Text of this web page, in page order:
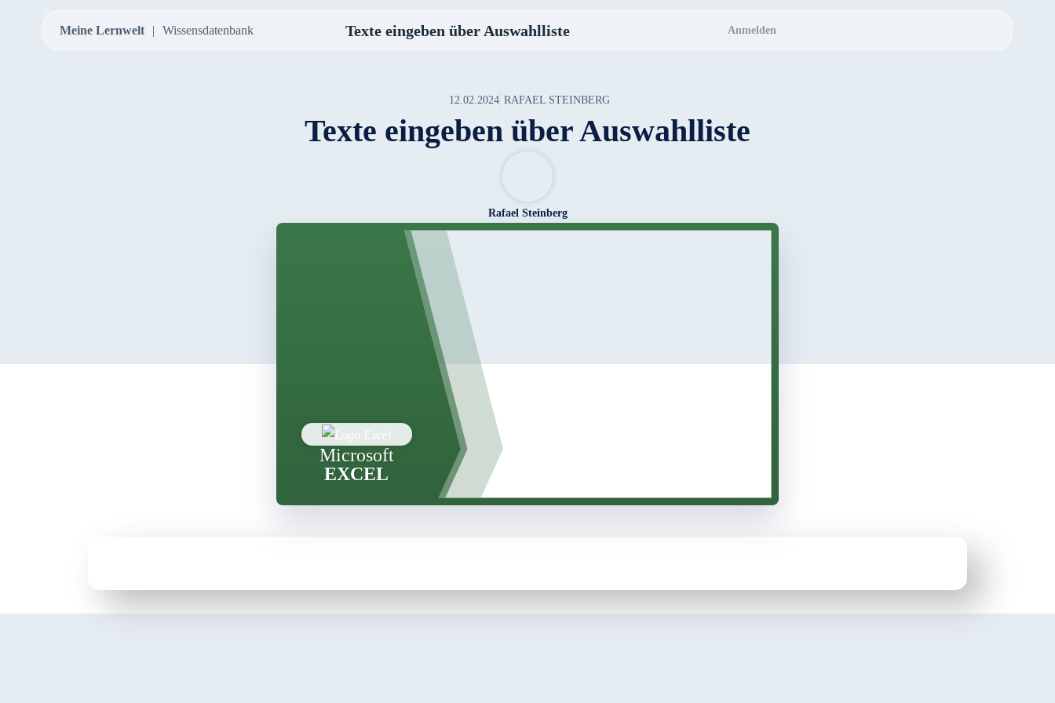
Meine Lernwelt Wissensdatenbank Texte eingeben über Auswahlliste Anmelden
12.02.2024 RAFAEL STEINBERG
Texte eingeben über Auswahlliste
Rafael Steinberg
Microsoft
EXCEL